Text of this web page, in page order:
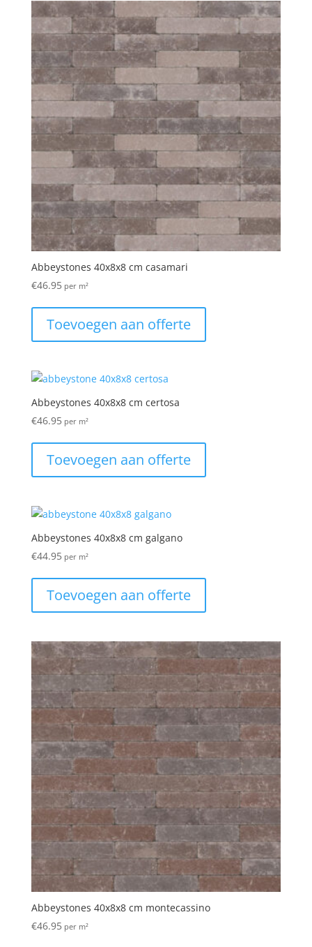
Abbeystones 40x8x8 cm casamari
€46.95per m²
Toevoegen aan offerte
Abbeystones 40x8x8 cm certosa
€46.95per m²
Toevoegen aan offerte
Abbeystones 40x8x8 cm galgano
€44.95per m²
Toevoegen aan offerte
Abbeystones 40x8x8 cm montecassino
€46.95per m²